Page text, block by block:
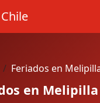
Feriados en
en Melipilla